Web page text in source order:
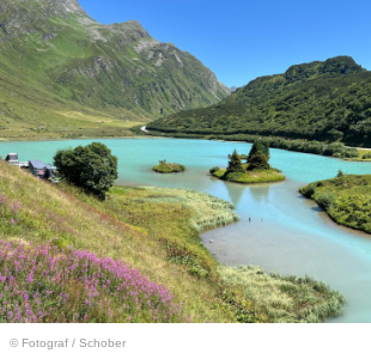
© Fotograf / Schober